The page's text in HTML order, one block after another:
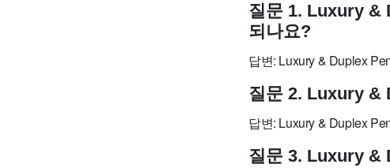
질문 1. Luxury &
되나요?
답변: Luxury & Duplex
질문 2. Luxury &
답변: Luxury & Duplex
질문 3. Luxury &